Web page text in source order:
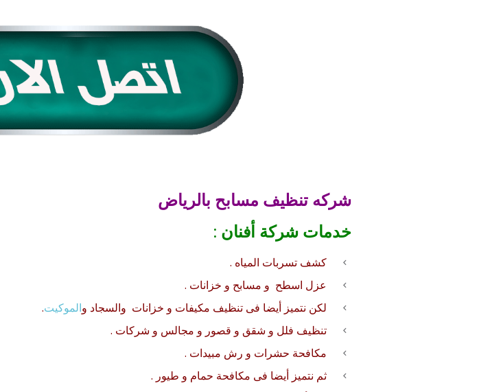
شركه تنظيف مسابح بالرياض
خدمات شركة أفنان :
كشف تسربات المياه .
عزل اسطح و مسابح و خزانات .
لكن نتميز أيضا فى تنظيف مكيفات و خزانات والسجاد والموكيت.
تنظيف فلل و شقق و قصور و مجالس و شركات .
مكافحة حشرات و رش مبيدات .
ثم نتميز أيضا فى مكافحة حمام و طيور .